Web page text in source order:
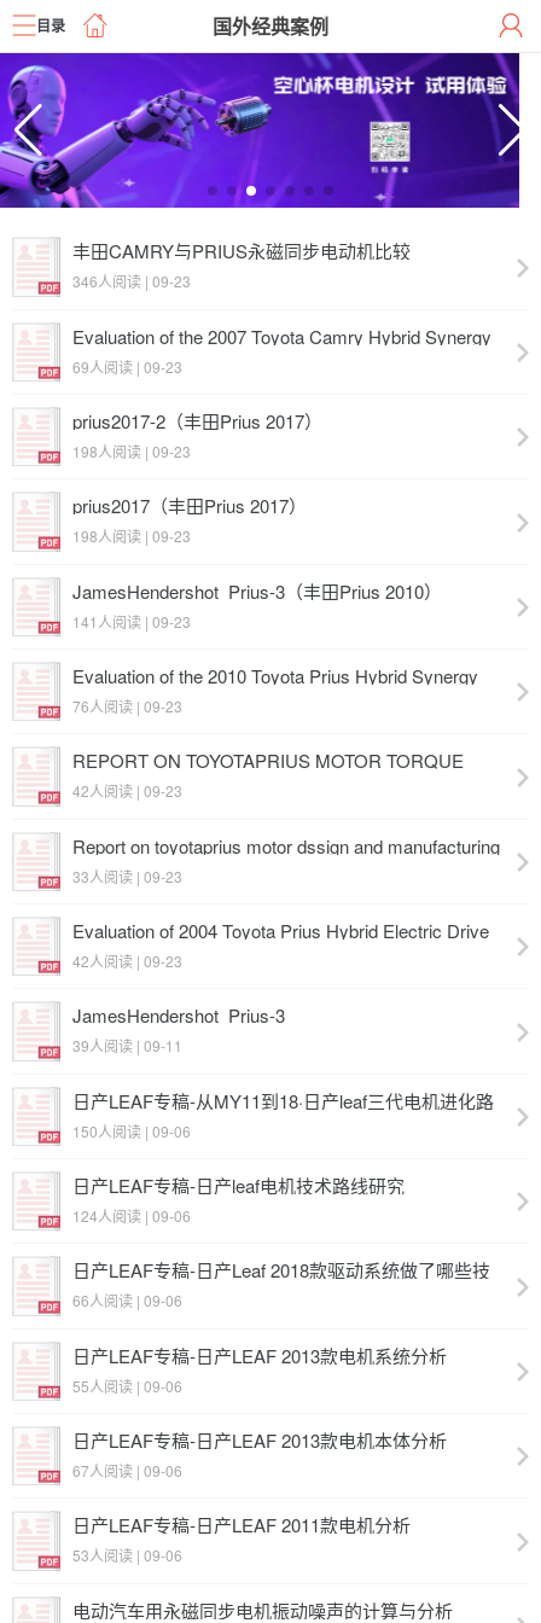
国外经典案例
目录
丰田CAMRY与PRIUS永磁同步电动机比较
346人阅读 | 09-23
Evaluation of the 2007 Toyota Camry Hybrid Synergy
Drive System（丰田Camry）
69人阅读 | 09-23
prius2017-2（丰田Prius 2017）
198人阅读 | 09-23
prius2017（丰田Prius 2017）
198人阅读 | 09-23
JamesHendershot_Prius-3（丰田Prius 2010）
141人阅读 | 09-23
Evaluation of the 2010 Toyota Prius Hybrid Synergy
Drive System（丰田Prius 2010）
76人阅读 | 09-23
REPORT ON TOYOTAPRIUS MOTOR TORQUE
CAPABILITY, TORQUE PROPERTY, NO-LOAD
BACK EMF（丰田Prius 2004）
42人阅读 | 09-23
Report on toyotaprius motor dssign and manufacturing
assessment（丰田Prius 2004）
33人阅读 | 09-23
Evaluation of 2004 Toyota Prius Hybrid Electric Drive
System（丰田Prius 2004）
42人阅读 | 09-23
JamesHendershot_Prius-3
39人阅读 | 09-11
日产LEAF专稿-从MY11到18·日产leaf三代电机进化路
线分析
150人阅读 | 09-06
日产LEAF专稿-日产leaf电机技术路线研究
124人阅读 | 09-06
日产LEAF专稿-日产Leaf 2018款驱动系统做了哪些技
术优化？
66人阅读 | 09-06
日产LEAF专稿-日产LEAF 2013款电机系统分析
55人阅读 | 09-06
日产LEAF专稿-日产LEAF 2013款电机本体分析
67人阅读 | 09-06
日产LEAF专稿-日产LEAF 2011款电机分析
53人阅读 | 09-06
电动汽车用永磁同步电机振动噪声的计算与分析